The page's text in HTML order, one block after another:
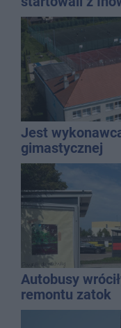
Jest
gimastycznej
Autobusy
remontu zatok